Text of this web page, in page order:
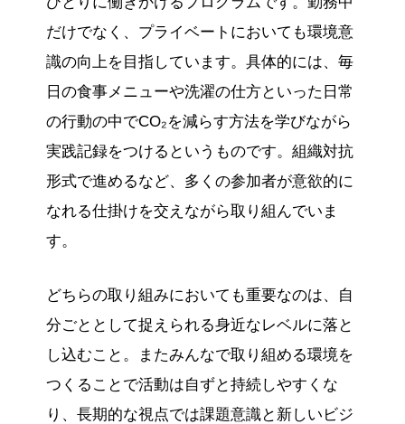
だけでなく、プライベートにおいても環境意
識の向上を目指しています。具体的には、毎
日の食事メニューや洗濯の仕方といった日常
の行動の中でCO₂を減らす方法を学びながら
実践記録をつけるというものです。組織対抗
形式で進めるなど、多くの参加者が意欲的に
なれる仕掛けを交えながら取り組んでいま
す。
どちらの取り組みにおいても重要なのは、自
分ごととして捉えられる身近なレベルに落と
し込むこと。またみんなで取り組める環境を
つくることで活動は自ずと持続しやすくな
り、長期的な視点では課題意識と新しいビジ